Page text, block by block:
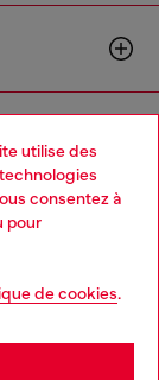
utilise des
consentez à
pour
de cookies.
it seems you